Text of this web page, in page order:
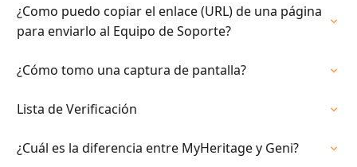
¿Como puedo copiar el enlace (URL) de una página
para enviarlo al Equipo de Soporte?
¿Cómo tomo una captura de pantalla?
Lista de Verificación
¿Cuál es la diferencia entre MyHeritage y Geni?